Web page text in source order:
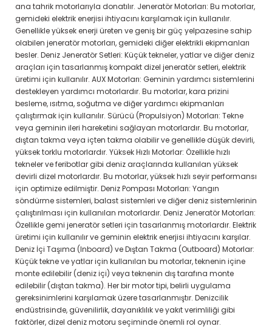
ana tahrik motorlarıyla donatılır. Jeneratör Motorları: Bu motorlar,
gemideki elektrik enerjisi ihtiyacını karşılamak için kullanılır.
Genellikle yüksek enerji üreten ve geniş bir güç yelpazesine sahip
olabilen jeneratör motorları, gemideki diğer elektrikli ekipmanları
besler. Deniz Jeneratör Setleri: Küçük tekneler, yatlar ve diğer deniz
araçları için tasarlanmış kompakt dizel jeneratör setleri, elektrik
üretimi için kullanılır. AUX Motorları: Geminin yardımcı sistemlerini
destekleyen yardımcı motorlardır. Bu motorlar, kara prizini
besleme, ısıtma, soğutma ve diğer yardımcı ekipmanları
çalıştırmak için kullanılır. Sürücü (Propulsiyon) Motorları: Tekne
veya geminin ileri hareketini sağlayan motorlardır. Bu motorlar,
dıştan takma veya içten takma olabilir ve genellikle düşük devirli,
yüksek torklu motorlardır. Yüksek Hızlı Motorlar: Özellikle hızlı
tekneler ve feribotlar gibi deniz araçlarında kullanılan yüksek
devirli dizel motorlardır. Bu motorlar, yüksek hızlı seyir performansı
için optimize edilmiştir. Deniz Pompası Motorları: Yangın
söndürme sistemleri, balast sistemleri ve diğer deniz sistemlerinin
çalıştırılması için kullanılan motorlardır. Deniz Jeneratör Motorları:
Özellikle gemi jeneratör setleri için tasarlanmış motorlardır. Elektrik
üretimi için kullanılır ve geminin elektrik enerjisi ihtiyacını karşılar.
Deniz İçi Taşıma (Inboard) ve Dıştan Takma (Outboard) Motorlar:
Küçük tekne ve yatlar için kullanılan bu motorlar, teknenin içine
monte edilebilir (deniz içi) veya teknenin dış tarafına monte
edilebilir (dıştan takma). Her bir motor tipi, belirli uygulama
gereksinimlerini karşılamak üzere tasarlanmıştır. Denizcilik
endüstrisinde, güvenilirlik, dayanıklılık ve yakıt verimliliği gibi
faktörler, dizel deniz motoru seçiminde önemli rol oynar.